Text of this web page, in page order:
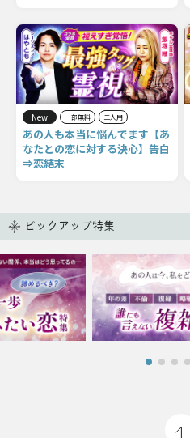
New 一部無料 二人用
あの人も本当に悩んでます【あ
なたとの恋に対する決心】告白
⇒恋結末
ピックアップ特集